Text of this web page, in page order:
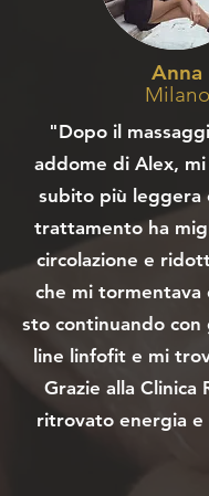
Anna
Milano
"Dopo il
addome di Alex,
subito più leggera
trattamento ha
circolazione e
che mi tormentava
sto continuando con
line linfofit e mi
Grazie alla Clinica
ritrovato energia e